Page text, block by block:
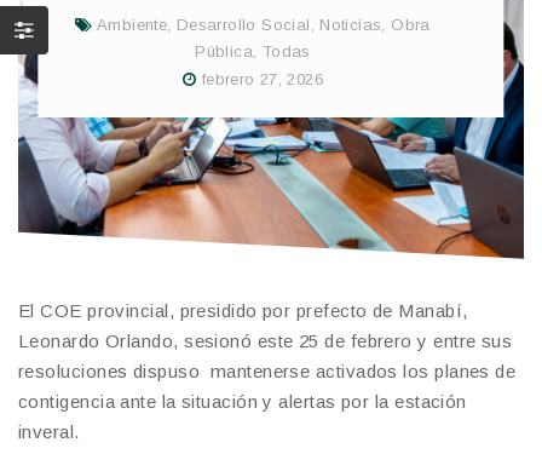
Ambiente, Desarrollo Social , Noticias, Obra
Pública, Todas
febrero 27, 2026
El COE provincial, presidido por prefecto de Manabí,
Leonardo Orlando, sesionó este 25 de febrero y entre sus
resoluciones dispuso mantenerse activados los planes de
contigencia ante la situación y alertas por la estación
inveral.